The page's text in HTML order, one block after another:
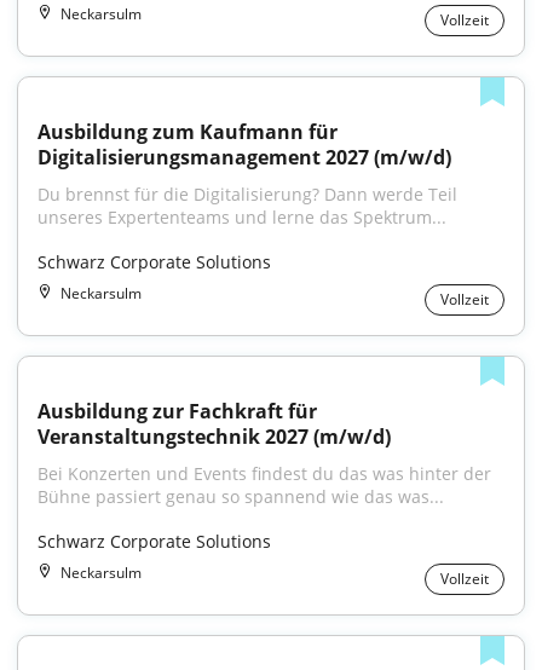
Neckarsulm Vollzeit
Ausbildung zum Kaufmann für
Digitalisierungsmanagement 2027 (m/w/d)
Du brennst für die Digitalisierung? Dann werde Teil
unseres Expertenteams und lerne das Spektrum...
Schwarz Corporate Solutions
Neckarsulm Vollzeit
Ausbildung zur Fachkraft für
Veranstaltungstechnik 2027 (m/w/d)
Bei Konzerten und Events findest du das was hinter der
Bühne passiert genau so spannend wie das was...
Schwarz Corporate Solutions
Neckarsulm Vollzeit